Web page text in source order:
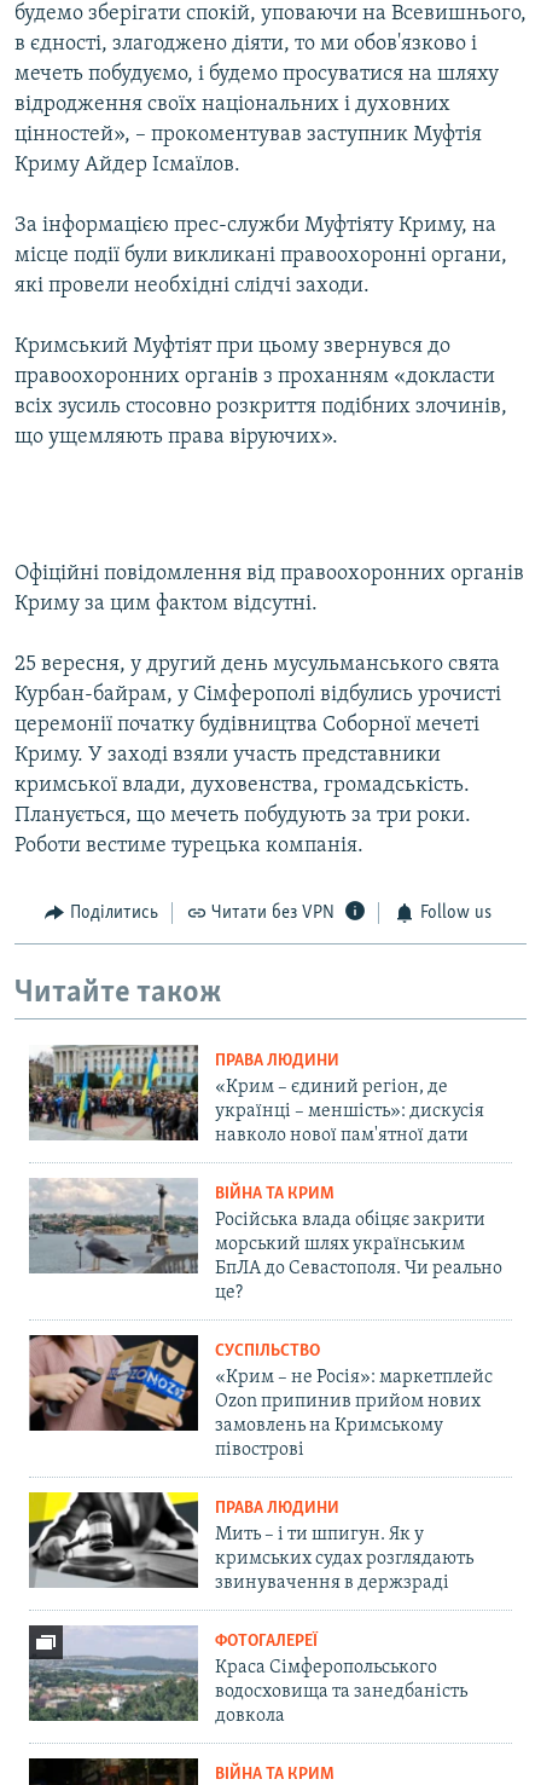
будемо зберігати спокій, уповаючи на Всевишнього,
в єдності, злагоджено діяти, то ми обов'язково і
мечеть побудуємо, і будемо просуватися на шляху
відродження своїх національних і духовних
цінностей», – прокоментував заступник Муфтія
Криму Айдер Ісмаїлов.
За інформацією прес-служби Муфтіяту Криму, на
місце події були викликані правоохоронні органи,
які провели необхідні слідчі заходи.
Кримський Муфтіят при цьому звернувся до
правоохоронних органів з проханням «докласти
всіх зусиль стосовно розкриття подібних злочинів,
що ущемляють права віруючих».
Офіційні повідомлення від правоохоронних органів
Криму за цим фактом відсутні.
25 вересня, у другий день мусульманського свята
Курбан-байрам, у Сімферополі відбулись урочисті
церемонії початку будівництва Соборної мечеті
Криму. У заході взяли участь представники
кримської влади, духовенства, громадськість.
Планується, що мечеть побудують за три роки.
Роботи вестиме турецька компанія.
Поділитись Читати без VPN Follow us
Читайте також
ПРАВА ЛЮДИНИ
«Крим – єдиний регіон, де
українці – меншість»: дискусія
навколо нової пам'ятної дати
ВІЙНА ТА КРИМ
Російська влада обіцяє закрити
морський шлях українським
БпЛА до Севастополя. Чи реально
це?
СУСПІЛЬСТВО
«Крим – не Росія»: маркетплейс
Ozon припинив прийом нових
замовлень на Кримському
півострові
ПРАВА ЛЮДИНИ
Мить – і ти шпигун. Як у
кримських судах розглядають
звинувачення в держзраді
ФОТОГАЛЕРЕЇ
Краса Сімферопольського
водосховища та занедбаність
довкола
ВІЙНА ТА КРИМ